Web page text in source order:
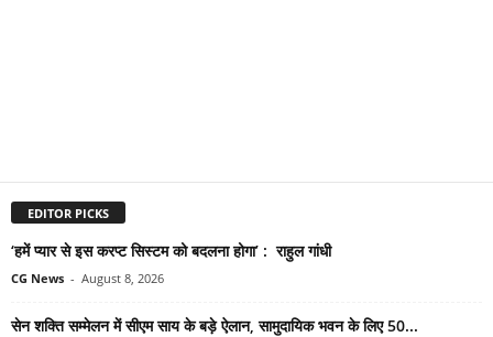
EDITOR PICKS
‘हमें प्यार से इस करप्ट सिस्टम को बदलना होगा’ : राहुल गांधी
CG News - August 8, 2026
सेन शक्ति सम्मेलन में सीएम साय के बड़े ऐलान, सामुदायिक भवन के लिए 50...